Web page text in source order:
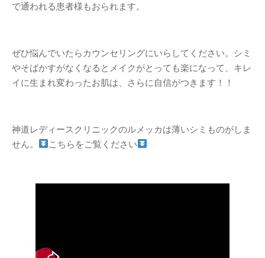
で通われる患者様もおられます。
ぜひ悩んでいたらカウンセリングにいらしてください。シミ
やそばかすがなくなるとメイクがとっても楽になって、キレ
イに生まれ変わったお肌は、さらに自信がつきます！！
神道レディースクリニックのルメッカは薄いシミものがしま
せん。
こちらをご覧ください